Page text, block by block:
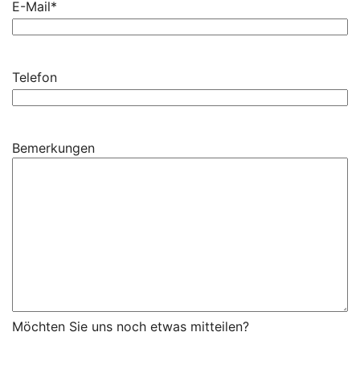
E-Mail*
Telefon
Bemerkungen
Möchten Sie uns noch etwas mitteilen?